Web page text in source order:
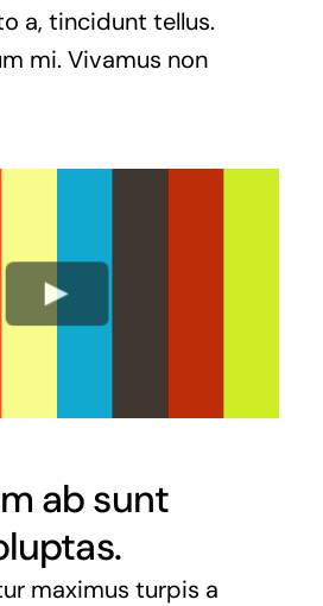
a, tincidunt tellus.
mi. Vivamus non
ab sunt
maximus turpis a